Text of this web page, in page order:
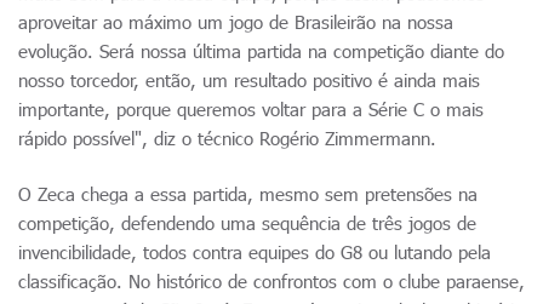
aproveitar ao máximo um jogo de Brasileirão na nossa
evolução. Será nossa última partida na competição diante do
nosso torcedor, então, um resultado positivo é ainda mais
importante, porque queremos voltar para a Série C o mais
rápido possível", diz o técnico Rogério Zimmermann.
O Zeca chega a essa partida, mesmo sem pretensões na
competição, defendendo uma sequência de três jogos de
invencibilidade, todos contra equipes do G8 ou lutando pela
classificação. No histórico de confrontos com o clube paraense,